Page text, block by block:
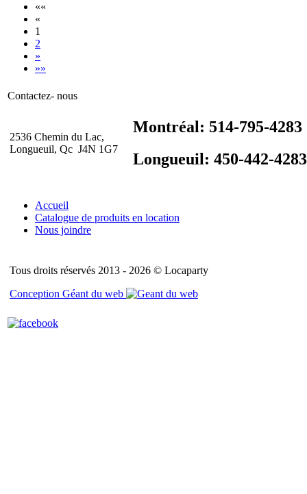
««
«
1
2
»
»»
Contactez- nous
2536 Chemin du Lac,
Longueuil, Qc J4N 1G7
Montréal: 514-795-4283
Longueuil: 450-442-4283
Accueil
Catalogue de produits en location
Nous joindre
Tous droits réservés 2013 - 2026 © Locaparty
Conception Géant du web